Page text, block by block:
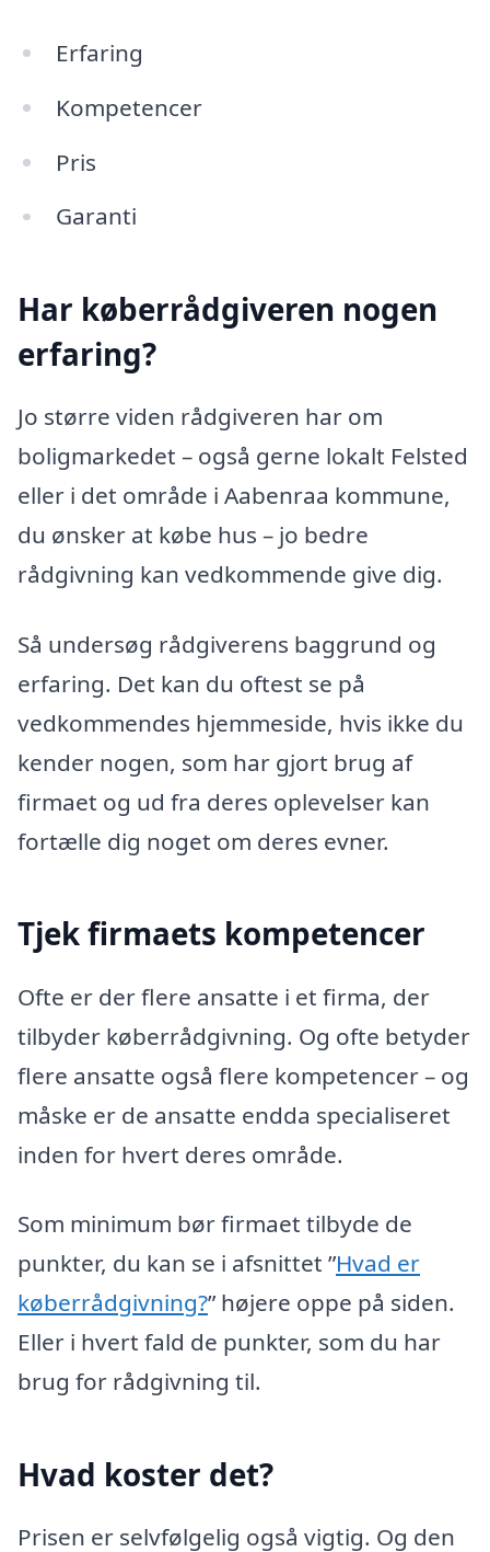
Erfaring
Kompetencer
Pris
Garanti
Har køberrådgiveren nogen
erfaring?
Jo større viden rådgiveren har om
boligmarkedet – også gerne lokalt Felsted
eller i det område i Aabenraa kommune,
du ønsker at købe hus – jo bedre
rådgivning kan vedkommende give dig.
Så undersøg rådgiverens baggrund og
erfaring. Det kan du oftest se på
vedkommendes hjemmeside, hvis ikke du
kender nogen, som har gjort brug af
firmaet og ud fra deres oplevelser kan
fortælle dig noget om deres evner.
Tjek firmaets kompetencer
Ofte er der flere ansatte i et firma, der
tilbyder køberrådgivning. Og ofte betyder
flere ansatte også flere kompetencer – og
måske er de ansatte endda specialiseret
inden for hvert deres område.
Som minimum bør firmaet tilbyde de
punkter, du kan se i afsnittet ”Hvad er
køberrådgivning?” højere oppe på siden.
Eller i hvert fald de punkter, som du har
brug for rådgivning til.
Hvad koster det?
Prisen er selvfølgelig også vigtig. Og den